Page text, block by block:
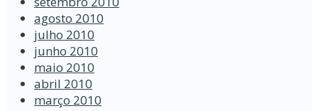
agosto 2010
julho 2010
junho 2010
maio 2010
abril 2010
março 2010